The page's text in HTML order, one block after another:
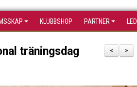
KLUBBSHOP PARTNER
>
<
träningsdag